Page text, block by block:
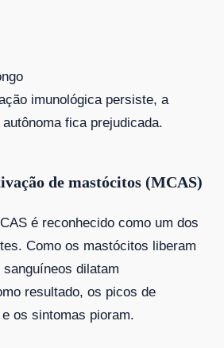
imunológica persiste, a
fica prejudicada.
de mastócitos (MCAS)
é reconhecido como um dos
Como os mastócitos liberam
dilatam
resultado, os picos de
os sintomas pioram.